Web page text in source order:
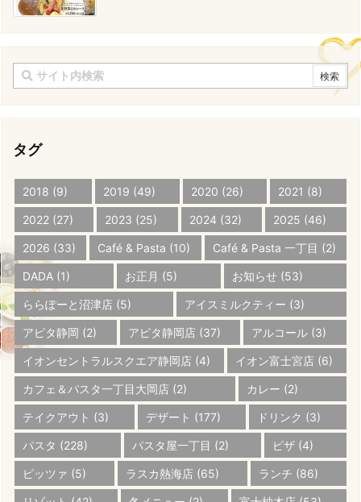
タグ
2018 (9) 2019 (49) 2020 (26) 2021 (8)
2022 (27) 2023 (25) 2024 (32) 2025 (46)
2026 (33) Café & Pasta (10) Café & Pasta 一丁目 (2)
DADA (1) お正月 (5) お知らせ (53)
ららぽーと沼津店 (5) アイスミルクティー (3)
アピタ静岡 (2) アピタ静岡店 (37) アルコール (3)
イオンセントラルスクエア静岡店 (4) イオン富士宮店 (6)
カフェ＆パスタ一丁目大岡店 (2) カレー (2)
テイクアウト (3) デザート (177) ドリンク (3)
パスタ (228) パスタ屋一丁目 (2) ピザ (4)
ピッツァ (5) ラスカ熱海店 (65) ランチ (86)